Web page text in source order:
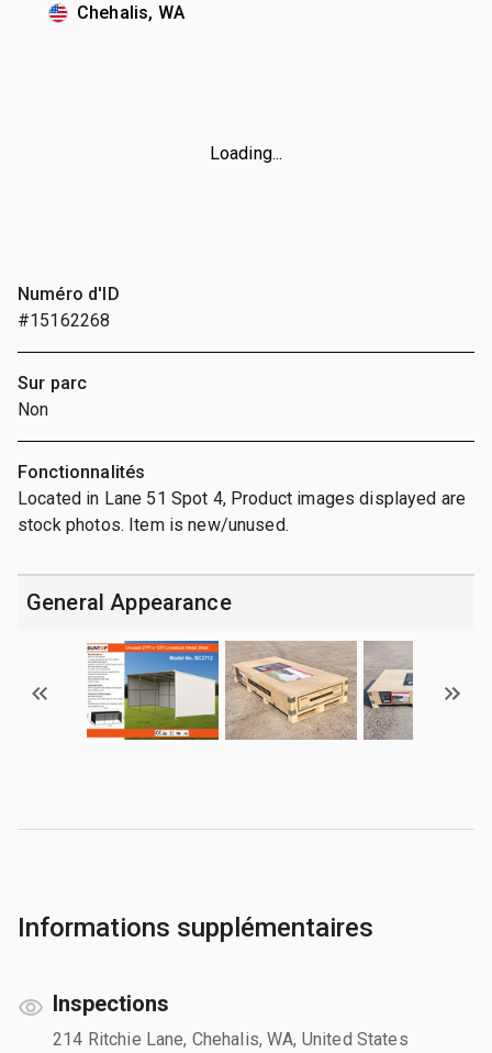
Chehalis, WA
Loading...
Numéro d'ID
#15162268
Sur parc
Non
Fonctionnalités
Located in Lane 51 Spot 4, Product images displayed are
stock photos. Item is new/unused.
General Appearance
Informations supplémentaires
Inspections
214 Ritchie Lane, Chehalis, WA, United States